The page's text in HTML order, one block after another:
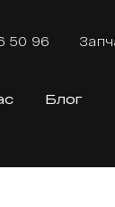
50 96
Блог